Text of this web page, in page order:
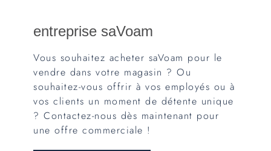
entreprise saVoam
Vous souhaitez acheter saVoam pour le
vendre dans votre magasin ? Ou
souhaitez-vous offrir à vos employés ou à
vos clients un moment de détente unique
? Contactez-nous dès maintenant pour
une offre commerciale !